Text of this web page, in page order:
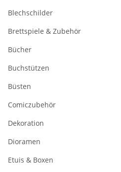
Blechschilder
Brettspiele & Zubehör
Bücher
Buchstützen
Büsten
Comiczubehör
Dekoration
Dioramen
Etuis & Boxen